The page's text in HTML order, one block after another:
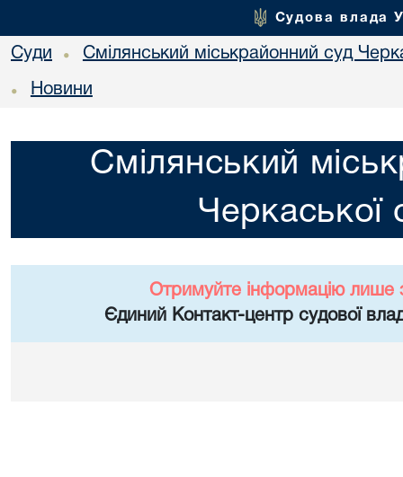
Судова влада
Суди • Смілянський міськрайонний суд
• Новини
Смілянський
Черкаської
Отримуйте інформацію лише
Єдиний Контакт-центр судової